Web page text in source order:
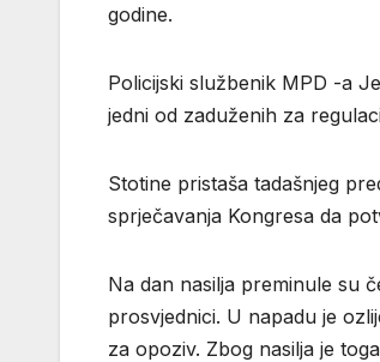
godine.
Policijski službenik MPD -a
jedni od zaduženih za
Stotine pristaša tadašnjeg
sprječavanja Kongresa da
Na dan nasilja preminule su
prosvjednici. U napadu je
za opoziv. Zbog nasilja je